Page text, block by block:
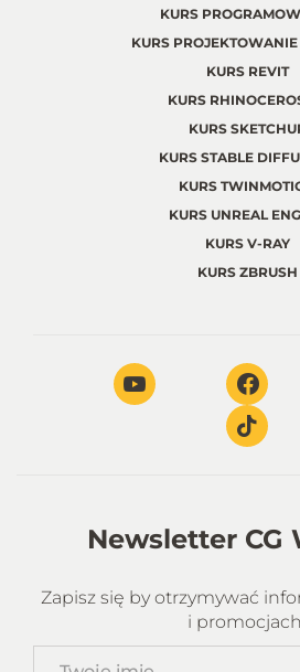
KURS
KURS
KURS REVIT
KURS
KURS
KURS STABLE
KURS
KURS UNREAL
KURS V-RAY
KURS ZBRUSH
Newsletter CG
Zapisz się by otrzymywać informacje o
i
Twoje